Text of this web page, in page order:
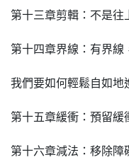
第十三章剪輯：不是往
第十四章界線：有界
我們要如何輕鬆自如地
第十五章緩衝：預留緩
第十六章減法：移除障